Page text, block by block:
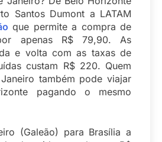
Santos Dumont a LATAM
que permite a compra de
apenas R$ 79,90. As
e volta com as taxas de
custam R$ 220. Quem
também pode viajar
pagando o mesmo
(Galeão) para Brasília a